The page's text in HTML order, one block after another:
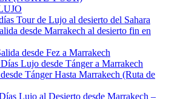
Tour de Lujo al desierto del Sahara
desde Marrakech al desierto fin en
desde Fez a Marrakech
Lujo desde Tánger a Marrakech
Tánger Hasta Marrakech (Ruta de
Lujo al Desierto desde Marrakech –